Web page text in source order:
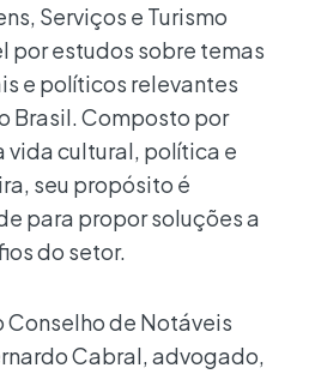
Serviços e Turismo
por estudos sobre temas
e políticos relevantes
Brasil. Composto por
cultural, política e
seu propósito é
para propor soluções a
do setor.
de Notáveis
Cabral, advogado,